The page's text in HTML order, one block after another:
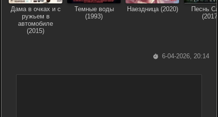
Дама в очках и с
ружьем в
автомобиле
(2015)
Темные воды
(1993)
Наездница (2020)
Песнь
6-04-2026, 20:14